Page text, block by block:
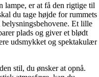
lampe, er at få den rigtige til
du tage højde for rummets
Et lille
plads og giver et blødt
udsmykket og spektakulær
stil, du ønsker at opnå.